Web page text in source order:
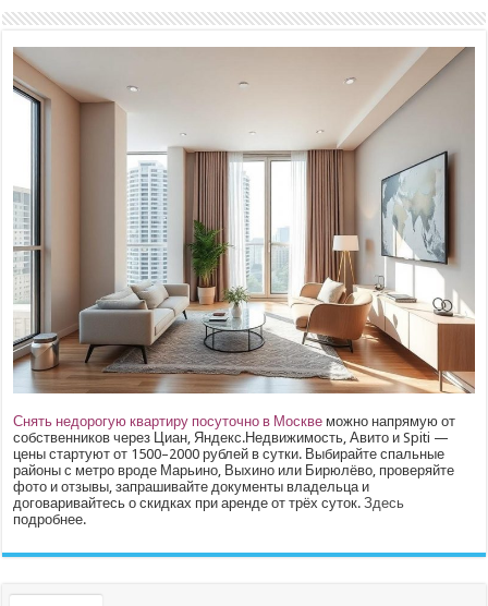
Снять недорогую квартиру посуточно в Москве можно напрямую от
собственников через Циан, Яндекс.Недвижимость, Авито и Spiti —
цены стартуют от 1500–2000 рублей в сутки. Выбирайте спальные
районы с метро вроде Марьино, Выхино или Бирюлёво, проверяйте
фото и отзывы, запрашивайте документы владельца и
договаривайтесь о скидках при аренде от трёх суток.Здесь
подробнее.